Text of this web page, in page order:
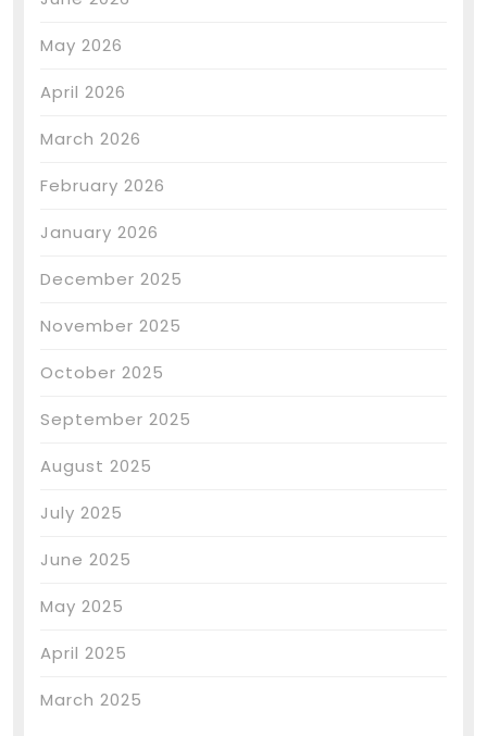
May 2026
April 2026
March 2026
February 2026
January 2026
December 2025
November 2025
October 2025
September 2025
August 2025
July 2025
June 2025
May 2025
April 2025
March 2025